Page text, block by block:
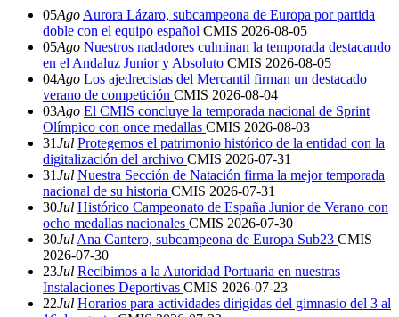
05Ago Aurora Lázaro, subcampeona de Europa por partida
doble con el equipo español CMIS 2026-08-05
05Ago Nuestros nadadores culminan la temporada destacando
en el Andaluz Junior y Absoluto CMIS 2026-08-05
04Ago Los ajedrecistas del Mercantil firman un destacado
verano de competición CMIS 2026-08-04
03Ago El CMIS concluye la temporada nacional de Sprint
Olímpico con once medallas CMIS 2026-08-03
31Jul Protegemos el patrimonio histórico de la entidad con la
digitalización del archivo CMIS 2026-07-31
31Jul Nuestra Sección de Natación firma la mejor temporada
nacional de su historia CMIS 2026-07-31
30Jul Histórico Campeonato de España Junior de Verano con
ocho medallas nacionales CMIS 2026-07-30
30Jul Ana Cantero, subcampeona de Europa Sub23 CMIS
2026-07-30
23Jul Recibimos a la Autoridad Portuaria en nuestras
Instalaciones Deportivas CMIS 2026-07-23
22Jul Horarios para actividades dirigidas del gimnasio del 3 al